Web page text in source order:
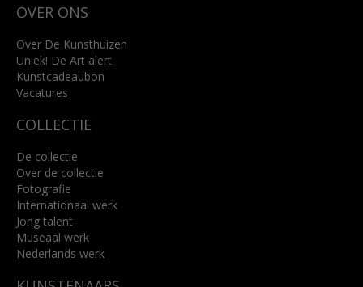
4818 SB Breda
info@kunsthuisbreda.nl
Lees meer
OVER ONS
Over De Kunsthuizen
Uniek! De Art alert
Kunstcadeaubon
Vacatures
COLLECTIE
De collectie
Over de collectie
Fotografie
Internationaal werk
Jong talent
Museaal werk
Nederlands werk